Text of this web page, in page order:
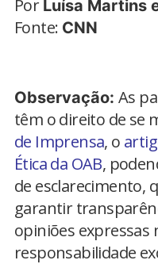
PorLuísa Martins
Fonte: CNN
Observação: As
têm o direito de se
de Imprensa, o
Ética da OAB,
de esclarecimento,
garantir
opiniões expressas
responsabilidade